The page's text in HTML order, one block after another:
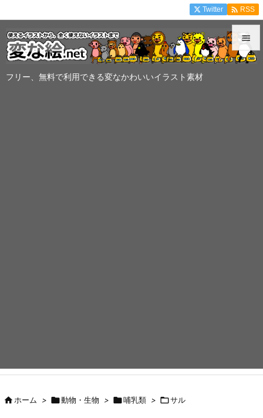
フリー、無料で利用できる変なかわいいイラスト素材


Twitter  RSS
ホーム > 動物・生物 > 哺乳類 > サル